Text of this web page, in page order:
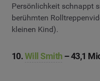
Persönlichkeit schnappt
berühmten
kleinen Kind).
10.Will Smith – 43,1